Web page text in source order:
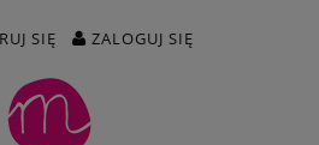
SIĘ ZALOGUJ SIĘ